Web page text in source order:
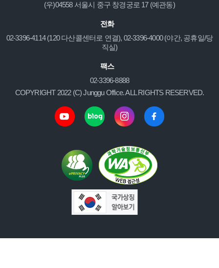
(우)04558 서울시 중구 창경궁로 17 (예관동)
전화
02-3396-4114 (120 다산콜센터로 연결), 02-3396-4000 (야간, 공휴일/당
직실)
팩스
02-3396-8888
COPYRIGHT 2022 (C) Junggu Office. ALL RIGHTS RESERVED.